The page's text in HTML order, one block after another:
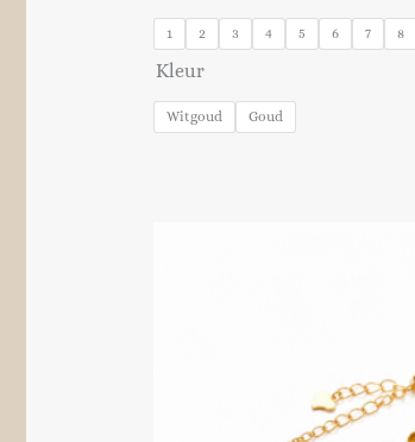
1 2 3 4 5 6 7 8
Kleur
Witgoud Goud